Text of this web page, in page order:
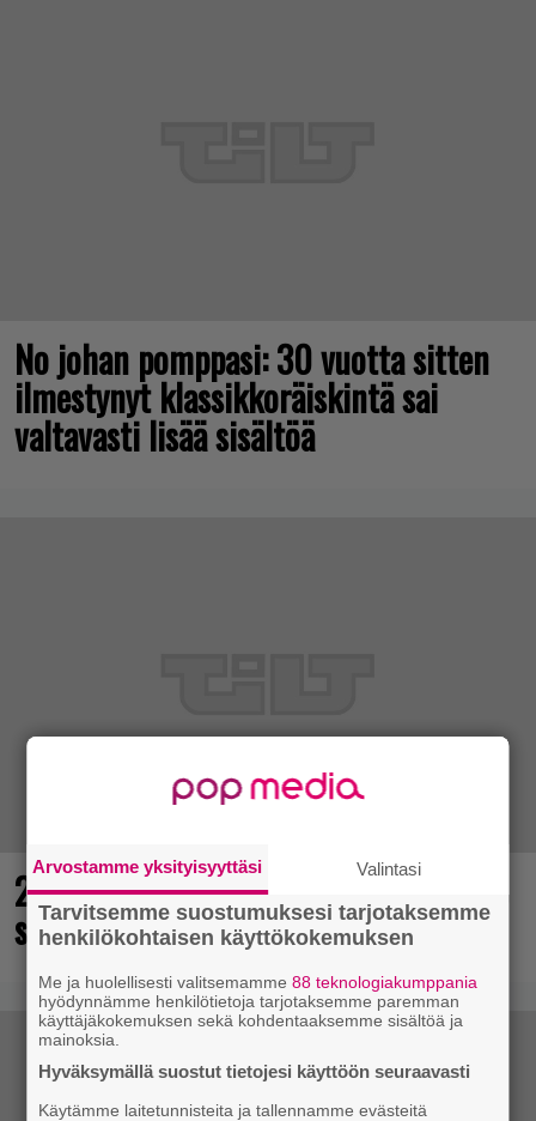
No johan pomppasi: 30 vuotta sitten
ilmestynyt klassikkoräiskintä sai
valtavasti lisää sisältöä
25 kaikkien aikojen parasta
supersankaripeliä listattu
Arvostamme yksityisyyttäsi Valintasi
Tarvitsemme suostumuksesi tarjotaksemme
henkilökohtaisen käyttökokemuksen
Me ja huolellisesti valitsemamme88 teknologiakumppania
hyödynnämme henkilötietoja tarjotaksemme paremman
käyttäjäkokemuksen sekä kohdentaaksemme sisältöä ja
mainoksia.
Hyväksymällä suostut tietojesi käyttöön seuraavasti
Käytämme laitetunnisteita ja tallennamme evästeitä